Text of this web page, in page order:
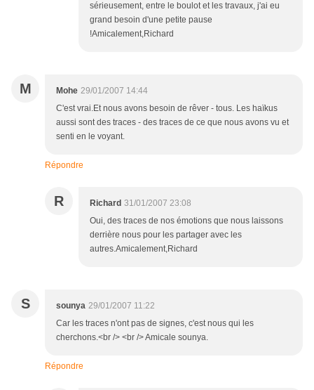
sérieusement, entre le boulot et les travaux, j'ai eu
grand besoin d'une petite pause
!Amicalement,Richard
M Mohe 29/01/2007 14:44
C'est vrai.Et nous avons besoin de rêver - tous. Les haïkus
aussi sont des traces - des traces de ce que nous avons vu et
senti en le voyant.
Répondre
R Richard 31/01/2007 23:08
Oui, des traces de nos émotions que nous laissons
derrière nous pour les partager avec les
autres.Amicalement,Richard
S sounya 29/01/2007 11:22
Car les traces n'ont pas de signes, c'est nous qui les
cherchons.<br /> <br /> Amicale sounya.
Répondre